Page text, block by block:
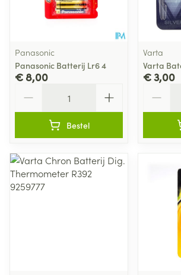
Panasonic
Panasonic Batterij Lr6 4
€ 8,00
Bestel
Varta
Varta
€ 3,00